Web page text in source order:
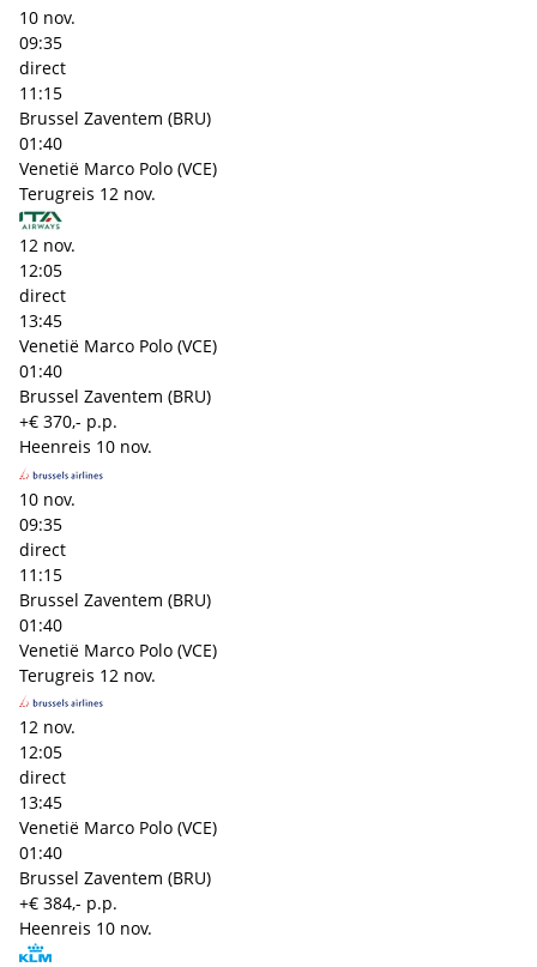
10 nov.
09:35
direct
11:15
Brussel Zaventem (BRU)
01:40
Venetië Marco Polo (VCE)
Terugreis 12 nov.
12 nov.
12:05
direct
13:45
Venetië Marco Polo (VCE)
01:40
Brussel Zaventem (BRU)
+€ 370,- p.p.
Heenreis 10 nov.
10 nov.
09:35
direct
11:15
Brussel Zaventem (BRU)
01:40
Venetië Marco Polo (VCE)
Terugreis 12 nov.
12 nov.
12:05
direct
13:45
Venetië Marco Polo (VCE)
01:40
Brussel Zaventem (BRU)
+€ 384,- p.p.
Heenreis 10 nov.